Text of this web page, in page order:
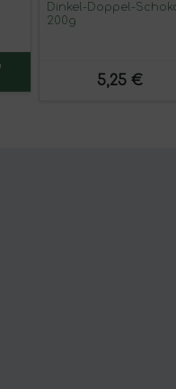
Dinkel-Doppel-
200g
5,25 €